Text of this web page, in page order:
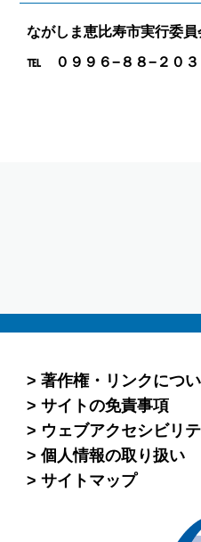
ながしま恵比寿市実行委員
℡ ０９９６−８８−２０３
著作権・リンクにつ
サイトの免責事項
ウェブアクセシビリ
個人情報の取り扱い
サイトマップ